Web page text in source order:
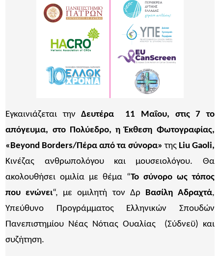
Εγκαινιάζεται την Δευτέρα 11 Μαΐου, στις 7 το
απόγευμα, στο Πολύεδρο, η Έκθεση Φωτογραφίας,
«Beyond Borders/Πέρα από τα σύνορα» της Liu Gaoli,
Κινέζας ανθρωπολόγου και μουσειολόγου. Θα
ακολουθήσει ομιλία με θέμα “Το σύνορο ως τόπος
που ενώνει“, με ομιλητή τον Δρ Βασίλη Αδραχτά,
Υπεύθυνο Προγράμματος Ελληνικών Σπουδών
Πανεπιστημίου Νέας Νότιας Ουαλίας (Σύδνεϋ) και
συζήτηση.